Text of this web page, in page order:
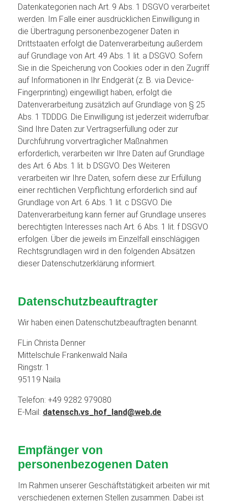
Datenkategorien nach Art. 9 Abs. 1 DSGVO verarbeitet
werden. Im Falle einer ausdrücklichen Einwilligung in
die Übertragung personenbezogener Daten in
Drittstaaten erfolgt die Datenverarbeitung außerdem
auf Grundlage von Art. 49 Abs. 1 lit. a DSGVO. Sofern
Sie in die Speicherung von Cookies oder in den Zugriff
auf Informationen in Ihr Endgerät (z. B. via Device-
Fingerprinting) eingewilligt haben, erfolgt die
Datenverarbeitung zusätzlich auf Grundlage von § 25
Abs. 1 TDDDG. Die Einwilligung ist jederzeit widerrufbar.
Sind Ihre Daten zur Vertragserfüllung oder zur
Durchführung vorvertraglicher Maßnahmen
erforderlich, verarbeiten wir Ihre Daten auf Grundlage
des Art. 6 Abs. 1 lit. b DSGVO. Des Weiteren
verarbeiten wir Ihre Daten, sofern diese zur Erfüllung
einer rechtlichen Verpflichtung erforderlich sind auf
Grundlage von Art. 6 Abs. 1 lit. c DSGVO. Die
Datenverarbeitung kann ferner auf Grundlage unseres
berechtigten Interesses nach Art. 6 Abs. 1 lit. f DSGVO
erfolgen. Über die jeweils im Einzelfall einschlägigen
Rechtsgrundlagen wird in den folgenden Absätzen
dieser Datenschutzerklärung informiert.
Datenschutz­beauftragter
Wir haben einen Datenschutzbeauftragten benannt.
FLin Christa Denner
Mittelschule Frankenwald Naila
Ringstr. 1
95119 Naila
Telefon: +49 9282 979080
E-Mail: datensch.vs_hof_land@web.de
Empfänger von
personenbezogenen Daten
Im Rahmen unserer Geschäftstätigkeit arbeiten wir mit
verschiedenen externen Stellen zusammen. Dabei ist